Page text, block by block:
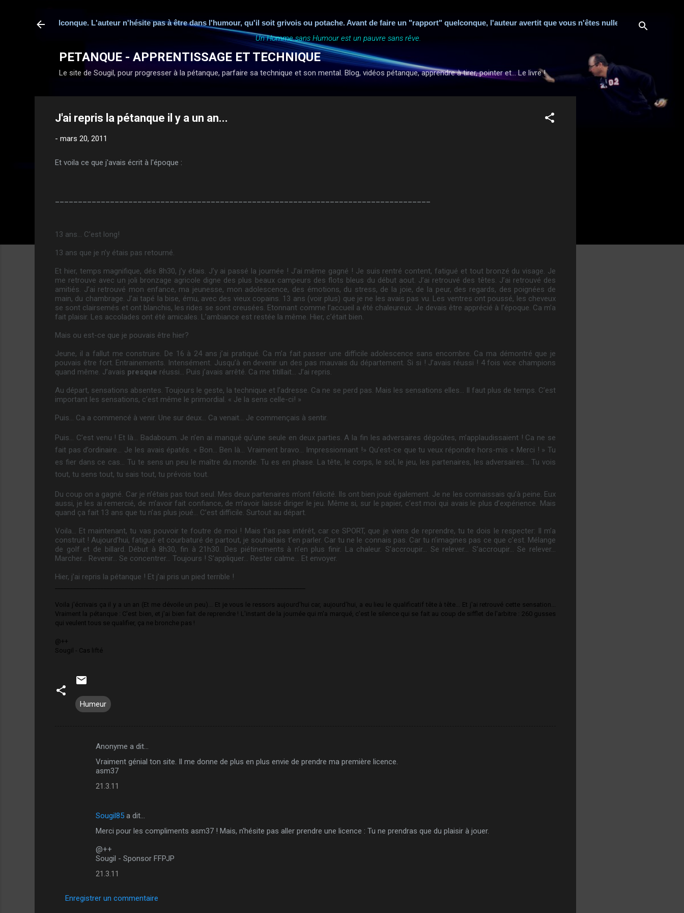
quelconque. L'auteur n'hésite pas à être dans l'humour, qu'il soit grivois ou potache. Avant de faire un "rapport" quelconque, l'auteur avertit que vous n'êtes nullement obligé de
Un Homme sans Humour est un pauvre sans rêve.
PETANQUE - APPRENTISSAGE ET TECHNIQUE
Le site de Sougil, pour progresser à la pétanque, parfaire sa technique et son mental. Blog, vidéos pétanque, apprendre à tirer, pointer et... Le livre !
J'ai repris la pétanque il y a un an...
- mars 20, 2011
Et voila ce que j'avais écrit à l'époque :
13 ans… C’est long!
13 ans que je n’y étais pas retourné.
Et hier, temps magnifique, dés 8h30, j’y étais. J’y ai passé la journée ! J’ai même gagné ! Je suis rentré content, fatigué et tout bronzé du visage. Je
me retrouve avec un joli bronzage agricole digne des plus beaux campeurs des flots bleus du début aout. J’ai retrouvé des têtes. J’ai retrouvé des
amitiés. J’ai retrouvé mon enfance, ma jeunesse, mon adolescence, des émotions, du stress, de la joie, de la peur, des regards, des poignées de
main, du chambrage. J’ai tapé la bise, ému, avec des vieux copains. 13 ans (voir plus) que je ne les avais pas vu. Les ventres ont poussé, les cheveux
se sont clairsemés et ont blanchis, les rides se sont creusées. Etonnant comme l’accueil a été chaleureux. Je devais être apprécié à l’époque. Ca m’a
fait plaisir. Les accolades ont été amicales. L’ambiance est restée la même. Hier, c’était bien.
Mais ou est-ce que je pouvais être hier?
Jeune, il a fallut me construire. De 16 à 24 ans j’ai pratiqué. Ca m’a fait passer une difficile adolescence sans encombre. Ca ma démontré que je
pouvais être fort. Entrainements. Intensément. Jusqu’à en devenir un des pas mauvais du département. Si si ! J’avais réussi ! 4 fois vice champions
quand même. J’avais presque réussi… Puis j’avais arrêté. Ca me titillait… J’ai repris.
Au départ, sensations absentes. Toujours le geste, la technique et l’adresse. Ca ne se perd pas. Mais les sensations elles… Il faut plus de temps. C’est
important les sensations, c’est même le primordial. « Je la sens celle-ci! »
Puis… Ca a commencé à venir. Une sur deux… Ca venait… Je commençais à sentir.
Puis… C’est venu ! Et là… Badaboum. Je n’en ai manqué qu'une seule en deux parties. A la fin les adversaires dégoûtes, m’applaudissaient ! Ca ne se
fait pas d’ordinaire… Je les avais épatés. « Bon… Ben là… Vraiment bravo… Impressionnant !» Qu’est-ce que tu veux répondre hors-mis « Merci ! » Tu
es fier dans ce cas… Tu te sens un peu le maître du monde. Tu es en phase. La tête, le corps, le sol, le jeu, les partenaires, les adversaires… Tu vois
tout, tu sens tout, tu sais tout, tu prévois tout.
Du coup on a gagné. Car je n’étais pas tout seul. Mes deux partenaires m’ont félicité. Ils ont bien joué également. Je ne les connaissais qu’à peine. Eux
aussi, je les ai remercié, de m’avoir fait confiance, de m’avoir laissé diriger le jeu. Même si, sur le papier, c’est moi qui avais le plus d’expérience. Mais
quand ça fait 13 ans que tu n’as plus joué… C’est difficile. Surtout au départ.
Voila… Et maintenant, tu vas pouvoir te foutre de moi ! Mais t'as pas intérêt, car ce SPORT, que je viens de reprendre, tu te dois le respecter: Il m’a
construit ! Aujourd’hui, fatigué et courbaturé de partout, je souhaitais t’en parler. Car tu ne le connais pas. Car tu n’imagines pas ce que c’est. Mélange
de golf et de billard. Début à 8h30, fin à 21h30. Des piétinements à n’en plus finir. La chaleur. S’accroupir… Se relever… S’accroupir… Se relever…
Marcher… Revenir… Se concentrer… Toujours ! S’appliquer… Rester calme… Et envoyer.
Hier, j’ai repris la pétanque ! Et j’ai pris un pied terrible !
Voila j'écrivais ça il y a un an (Et me dévoile un peu)... Et je vous le ressors aujourd'hui car, aujourd'hui, a eu lieu le qualificatif tête à tête... Et j'ai retrouvé cette sensation...
Vraiment la pétanque : C'est bien, et j'ai bien fait de reprendre ! L'instant de la journée qui m'a marqué, c'est le silence qui se fait au coup de sifflet de l'arbitre : 260 gusses
qui veulent tous se qualifier, ça ne bronche pas !
@++
Sougil - Cas lifté
Humeur
e
Anonyme a dit…
Vraiment génial ton site. Il me donne de plus en plus envie de prendre ma première licence.
asm37
21.3.11
Sougil85 a dit…
Merci pour les compliments asm37 ! Mais, n'hésite pas aller prendre une licence : Tu ne prendras que du plaisir à jouer.
@++
Sougil - Sponsor FFPJP
21.3.11
Enregistrer un commentaire